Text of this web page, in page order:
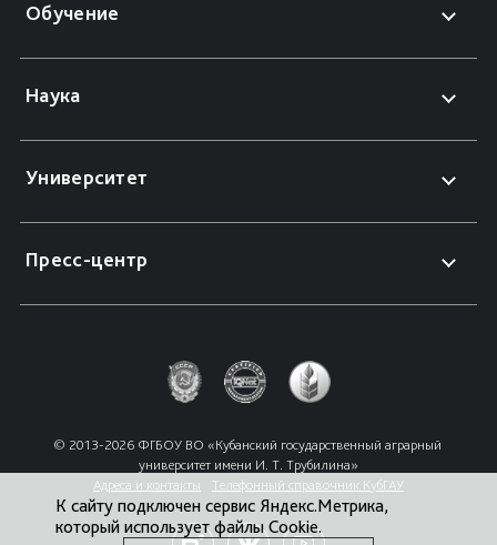
Обучение
Наука
Университет
Пресс-центр
© 2013-2026 ФГБОУ ВО «Кубанский государственный аграрный
университет имени И. Т. Трубилина»
Адреса и контакты
Телефонный справочник КубГАУ
К сайту подключен сервис Яндекс.Метрика,
который использует файлы Cookie.